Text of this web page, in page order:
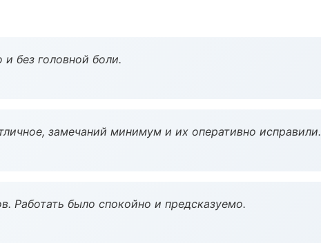
и без головной боли.
замечаний минимум и их оперативно исправили.
Работать было спокойно и предсказуемо.